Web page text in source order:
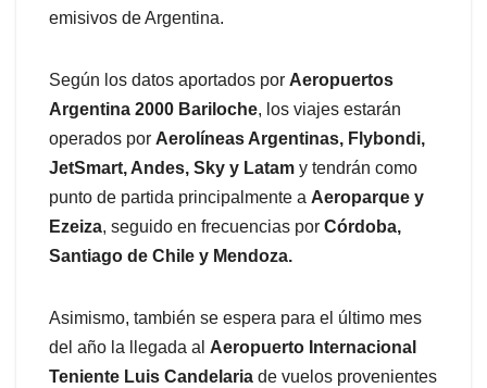
emisivos de Argentina.
Según los datos aportados por Aeropuertos
Argentina 2000 Bariloche, los viajes estarán
operados por Aerolíneas Argentinas, Flybondi,
JetSmart, Andes, Sky y Latam y tendrán como
punto de partida principalmente a Aeroparque y
Ezeiza, seguido en frecuencias por Córdoba,
Santiago de Chile y Mendoza.
Asimismo, también se espera para el último mes
del año la llegada al Aeropuerto Internacional
Teniente Luis Candelaria de vuelos provenientes